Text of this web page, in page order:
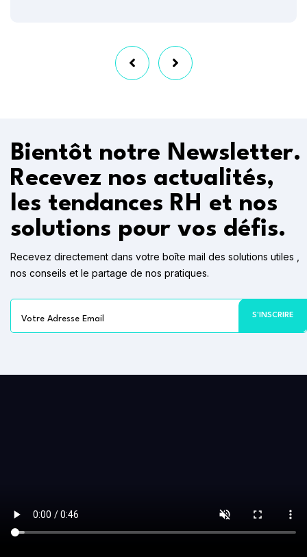
Bientôt notre Newsletter.
Recevez nos actualités,
les tendances RH et nos
solutions pour vos défis.
Recevez directement dans votre boîte mail des solutions utiles ,
nos conseils et le partage de nos pratiques.